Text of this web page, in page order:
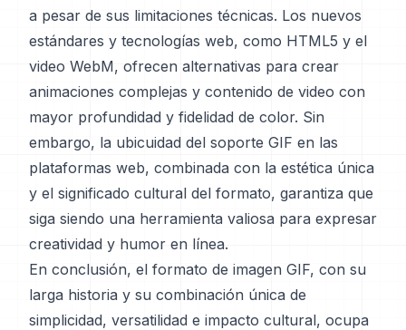
a pesar de sus limitaciones técnicas. Los nuevos
estándares y tecnologías web, como HTML5 y el
video WebM, ofrecen alternativas para crear
animaciones complejas y contenido de video con
mayor profundidad y fidelidad de color. Sin
embargo, la ubicuidad del soporte GIF en las
plataformas web, combinada con la estética única
y el significado cultural del formato, garantiza que
siga siendo una herramienta valiosa para expresar
creatividad y humor en línea.
En conclusión, el formato de imagen GIF, con su
larga historia y su combinación única de
simplicidad, versatilidad e impacto cultural, ocupa